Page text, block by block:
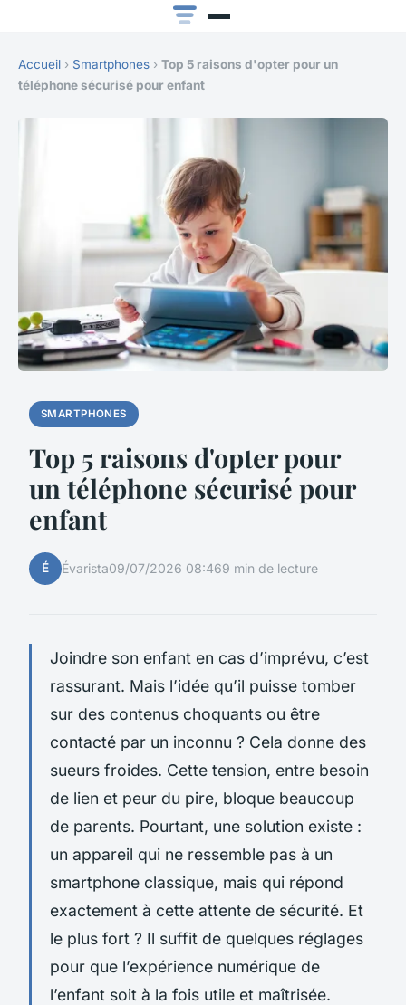
Accueil › Smartphones › Top 5 raisons d'opter pour un
téléphone sécurisé pour enfant
SMARTPHONES
Top 5 raisons d'opter pour
un téléphone sécurisé pour
enfant
É Évarista09/07/2026 08:469 min de lecture
Joindre son enfant en cas d’imprévu, c’est
rassurant. Mais l’idée qu’il puisse tomber
sur des contenus choquants ou être
contacté par un inconnu ? Cela donne des
sueurs froides. Cette tension, entre besoin
de lien et peur du pire, bloque beaucoup
de parents. Pourtant, une solution existe :
un appareil qui ne ressemble pas à un
smartphone classique, mais qui répond
exactement à cette attente de sécurité. Et
le plus fort ? Il suffit de quelques réglages
pour que l’expérience numérique de
l’enfant soit à la fois utile et maîtrisée.